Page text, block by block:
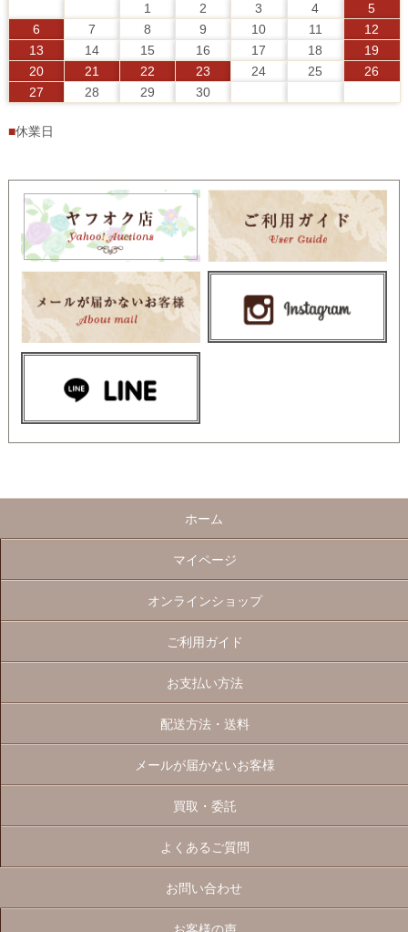
1
2 3 4
5
6
7 8 9 10 11
12
13
14 15 16 17 18
19
20
21 22 23 24 25
26
27
28 29 30
■休業日
ホーム
マイページ
オンラインショップ
ご利用ガイド
お支払い方法
配送方法・送料
メールが届かないお客様
買取・委託
よくあるご質問
お問い合わせ